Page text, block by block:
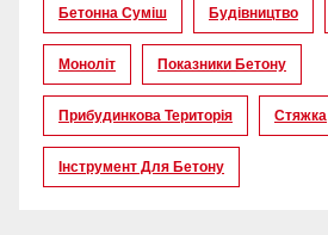
Бетонна Суміш Будівництво
Моноліт Показники Бетону
Прибудинкова Територія Стяжка
Інструмент Для Бетону